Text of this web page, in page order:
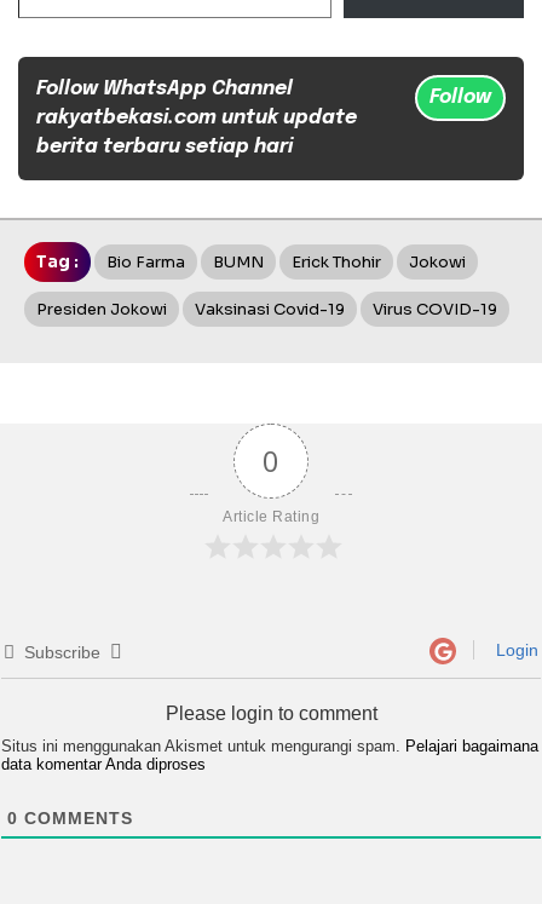
Follow WhatsApp Channel
rakyatbekasi.com untuk update
berita terbaru setiap hari
Follow
Tag : Bio Farma BUMN Erick Thohir Jokowi
Presiden Jokowi Vaksinasi Covid-19 Virus COVID-19
0
Article Rating
Subscribe Login
Please login to comment
Situs ini menggunakan Akismet untuk mengurangi spam. Pelajari bagaimana
data komentar Anda diproses
0 COMMENTS